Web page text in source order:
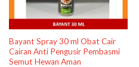
Bayant Spray 30 ml Obat Cair
Cairan Anti Pengusir Pembasmi
Semut Hewan Aman